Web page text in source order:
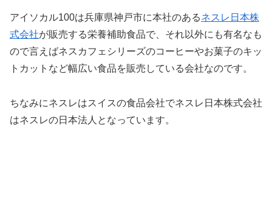
アイソカル100は兵庫県神戸市に本社のあるネスレ日本株
式会社が販売する栄養補助食品で、それ以外にも有名なも
ので言えばネスカフェシリーズのコーヒーやお菓子のキッ
トカットなど幅広い食品を販売している会社なのです。
ちなみにネスレはスイスの食品会社でネスレ日本株式会社
はネスレの日本法人となっています。